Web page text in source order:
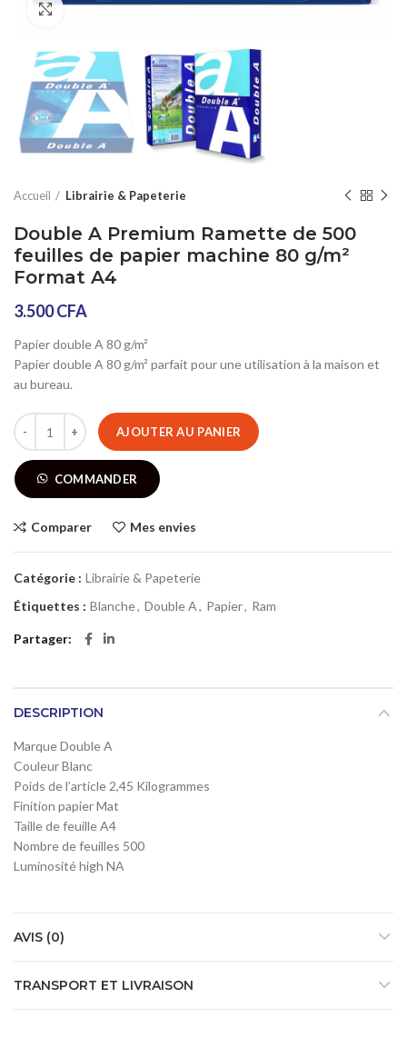
Click to enlarge
Accueil Librairie & Papeterie
Double A Premium Ramette de 500
feuilles de papier machine 80 g/m²
Format A4
3.500CFA
Papier double A 80 g/m²
Papier double A 80 g/m² parfait pour une utilisation à la maison et
au bureau.
AJOUTER AU PANIER
COMMANDER
Comparer Mes envies
Catégorie : Librairie & Papeterie
Étiquettes : Blanche, Double A, Papier, Ram
Partager
DESCRIPTION
Marque Double A
Couleur Blanc
Poids de l’article 2,45 Kilogrammes
Finition papier Mat
Taille de feuille A4
Nombre de feuilles 500
Luminosité high NA
AVIS (0)
TRANSPORT ET LIVRAISON